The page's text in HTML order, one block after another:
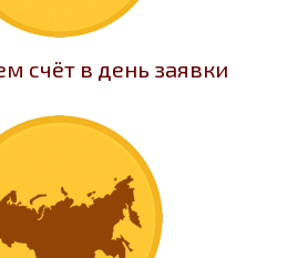
счёт в день заявки